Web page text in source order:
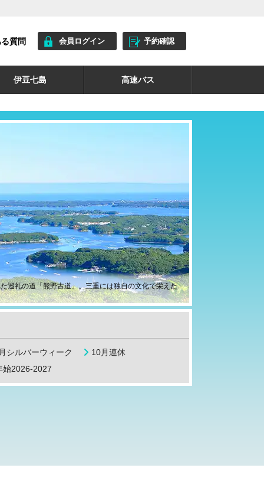
質問 会員ログイン 予約確認
伊豆七島 高速バス
巡礼の道「熊野古道」。三重には独自の文化で栄えた
シルバーウィーク
10月連休
始2026-2027